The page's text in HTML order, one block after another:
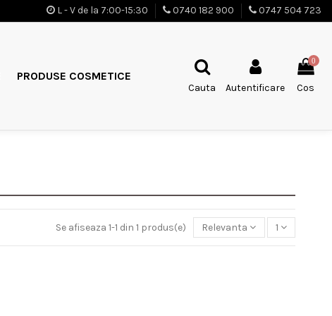
L - V de la 7:00-15:30 0740 182 900 0747 504 723
PRODUSE COSMETICE
Cauta Autentificare
0
Cos
Se afiseaza 1-1 din 1 produs(e) Relevanta 1